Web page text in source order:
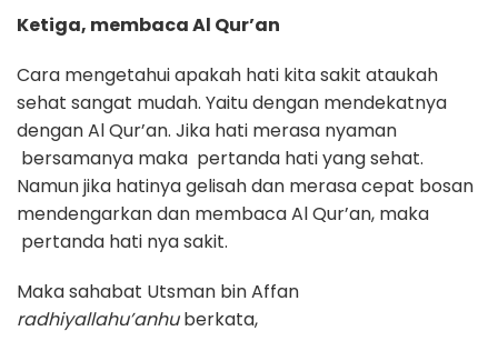
Ketiga, membaca Al Qur’an
Cara mengetahui apakah hati kita sakit ataukah
sehat sangat mudah. Yaitu dengan mendekatnya
dengan Al Qur’an. Jika hati merasa nyaman
bersamanya maka pertanda hati yang sehat.
Namun jika hatinya gelisah dan merasa cepat bosan
mendengarkan dan membaca Al Qur’an, maka
pertanda hati nya sakit.
Maka sahabat Utsman bin Affan
radhiyallahu’anhuberkata,